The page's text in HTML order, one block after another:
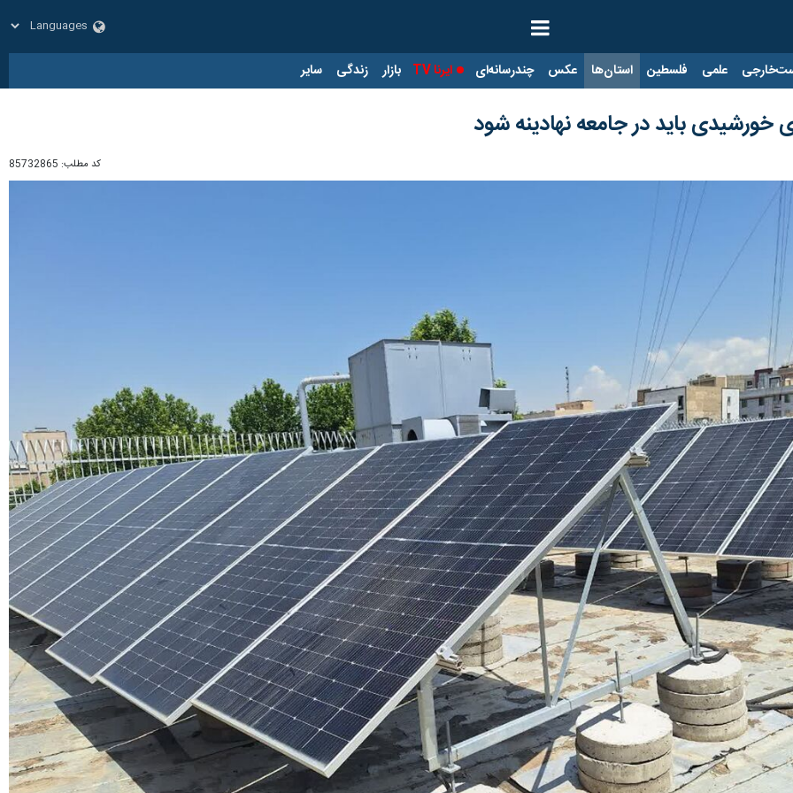
علمی فلسطین استان‌ها عکس چندرسانه‌ای ایرنا TV بازار زندگی سایر
خورشیدی باید در جامعه نهادینه شود
کد مطلب: 85732865